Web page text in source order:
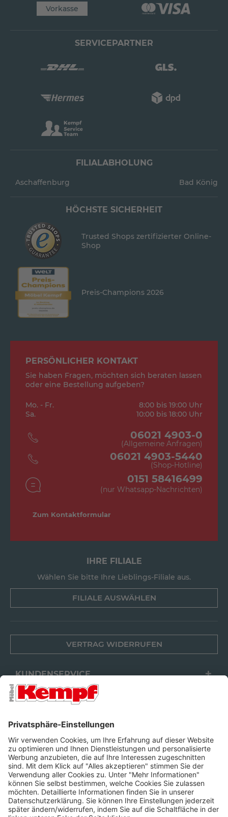
Vorkasse
SERVICEPARTNER
FILIALABHOLUNG
Aschaffenburg Bad König
HÖCHSTE SICHERHEIT
Trusted Shops zertifizierter Online-
Shop
Preis-Champions 2026
PERSÖNLICHER KONTAKT
Sie haben Fragen, möchten sich beraten lassen
oder eine Bestellung aufgeben?
Mo. - Fr.
8:00 bis 19:00 Uhr
Sa.
10:00 bis 18:00 Uhr
06021 4903-0
(Allgemeine Anfragen)
06021 4903-5440
(Shop-Hotline)
0151 58416499
(nur Whatsapp-Nachrichten)
Zum Kontaktformular
IHRE FILIALE
Wählen Sie bitte Ihre Lieblings-Filiale aus.
FILIALE AUSWÄHLEN
VERTRAG WIDERRUFEN
KUNDENSERVICE
FILIALEN
FOLGEN SIE UNS
Barrierefreiheit Cookie-Einstellungen Widerrufsrecht